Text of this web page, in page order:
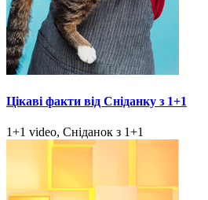
Цікаві факти від Сніданку з 1+1
1+1 video, Сніданок з 1+1